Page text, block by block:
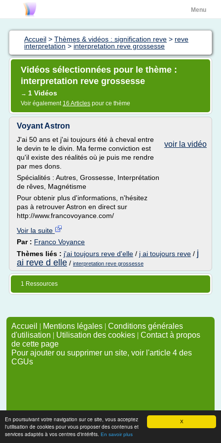
X
En poursuivant votre navigation sur ce site, vous acceptez
l'utilisation de cookies pour vous proposer des contenus et
services adaptés à vos centres d'intérêts. En savoir plus
Menu
Accueil > Thèmes & vidéos : signification reve > reve
interpretation > interpretation reve grossesse
Vidéos sélectionnées pour le thème :
interpretation reve grossesse
→ 1 Vidéos
Voir également 16 Articles pour ce thème
Voyant Astron
voir la vidéo
J'ai 50 ans et j'ai toujours été à cheval entre
le devin te le divin. Ma ferme conviction est
qu'il existe des réalités où je puis me rendre
par mes dons.
Spécialités : Autres, Grossesse, Interprétation
de rêves, Magnétisme
Pour obtenir plus d'informations, n'hésitez
pas à retrouver Astron en direct sur
http://www.francovoyance.com/
Voir la suite
Par : Franco Voyance
Thèmes liés : j'ai toujours reve d'elle / j ai toujours reve / j
ai reve d elle / interpretation reve grossesse
1 Ressources
Accueil | Mentions légales | Conditions générales
d'utilisation | Utilisation des cookies | Contact à propos
de cette page
Pour ajouter ou supprimer un site, voir l'article 4 des
CGUs